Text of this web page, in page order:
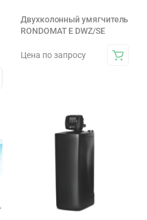
Двухколонный умягчитель
RONDOMAT E DWZ/SE
Цена по запросу